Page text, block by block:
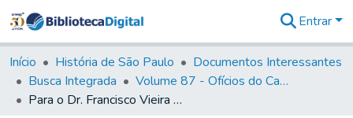
&
Coleções
Tudo na
Biblioteca
Entrar
Início História de São Paulo
Documentos Interessantes
Busca Integrada
Volume 87 - Ofícios do Capitão General Antonio Manoel de Melo Castro e Mendonça (1797- 1801)
Para o Dr. Francisco Vieira Goulart